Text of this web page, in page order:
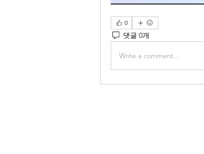
0
댓글 0개
Write a comment...